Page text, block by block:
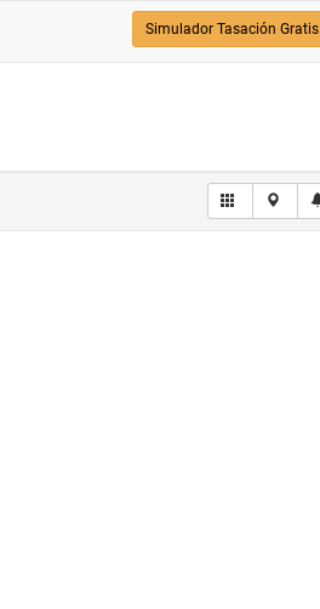
Simulador Tasación Gratis